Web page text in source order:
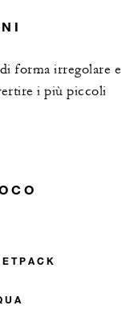
forma irregolare e
i più piccoli